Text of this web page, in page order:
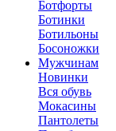
Ботфорты
Ботинки
Ботильоны
Босоножки
Мужчинам
Новинки
Вся обувь
Мокасины
Пантолеты